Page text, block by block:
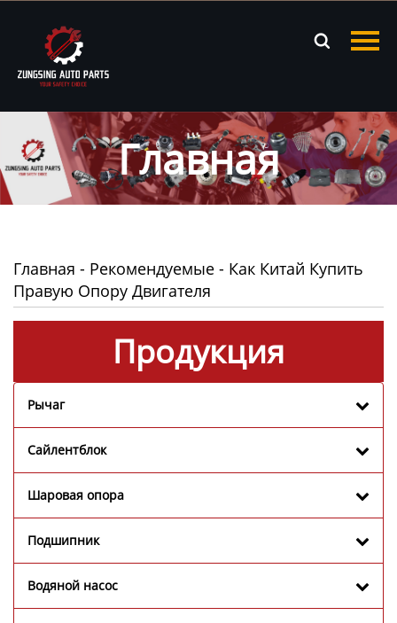

Главная
Продукция
Новости
О нас
Контакты
Главная
Главная - Рекомендуемые - Как Китай Купить
Правую Опору Двигателя
Продукция
Рычаг
Сайлентблок
Шаровая опора
Подшипник
Водяной насос